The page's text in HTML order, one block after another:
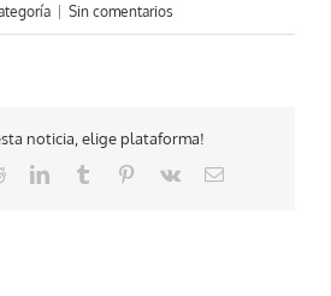
| Sin comentarios
noticia, elige plataforma!
RedditLinkedInTumblr Pinterest
Vk
Correo